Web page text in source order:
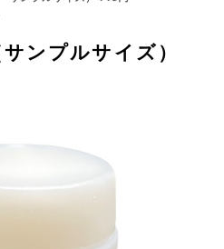
ンプルサイズ）